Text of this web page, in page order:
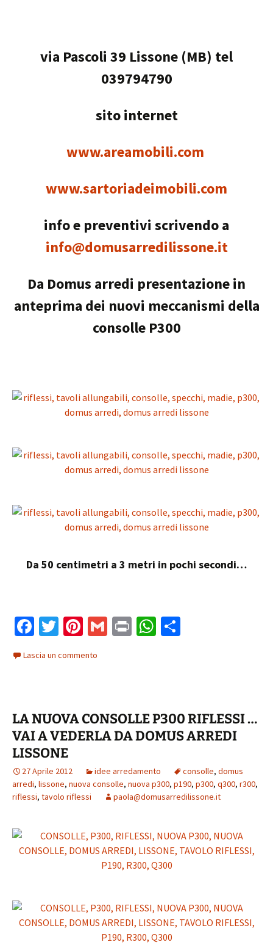
via Pascoli 39 Lissone (MB) tel
039794790
sito internet
www.areamobili.com
www.sartoriadeimobili.com
info e preventivi scrivendo a
info@domusarredilissone.it
Da Domus arredi presentazione in
anteprima dei nuovi meccanismi della
consolle P300
Da 50 centimetri a 3 metri in pochi secondi…
Fa
ce
b
k
T
tt
Pi
er
G
Pr W
p di
Lascia un commento
LA NUOVA CONSOLLE P300 RIFLESSI …
VAI A VEDERLA DA DOMUS ARREDI
LISSONE
27 Aprile 2012 idee arredamento consolle, domus
arredi, lissone, nuova consolle, nuova p300, p190, p300, q300, r300,
riflessi, tavolo riflessi paola@domusarredilissone.it